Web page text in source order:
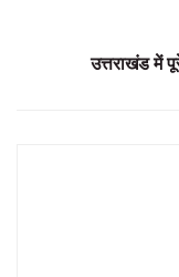
उत्तराखंड में